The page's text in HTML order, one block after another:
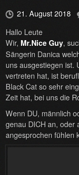
21. August 2018
Hallo Leute
Wir, Mr.Nice Guy,
Sängerin Danica
uns ausgestiegen ist.
vertreten hat, ist
Black Cat so sehr
Zeit hat, bei uns die
Wenn DU, männlich
genau DICH an, oder
angesprochen fühlen